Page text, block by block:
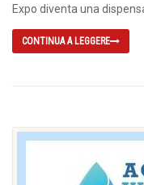
Expo diventa una
CONTINUA A LEGGERE